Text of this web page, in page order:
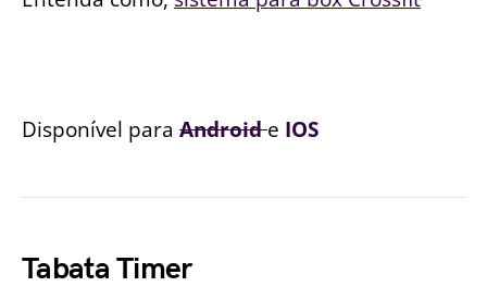
Disponível para Android e IOS
Tabata Timer